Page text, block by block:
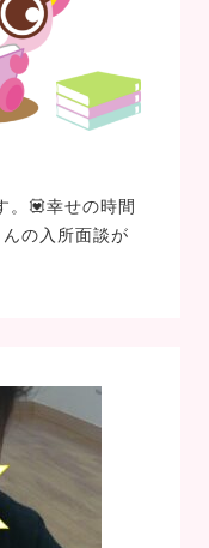
。💟幸せの時間
の入所面談が